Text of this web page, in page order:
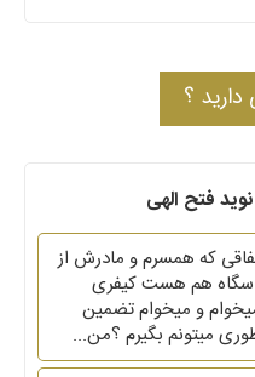
؟
فتح الهی
که همسرم و مادرش از
هم هست کیفری
و میخوام تضمین
میتونم بگیرم ؟من...